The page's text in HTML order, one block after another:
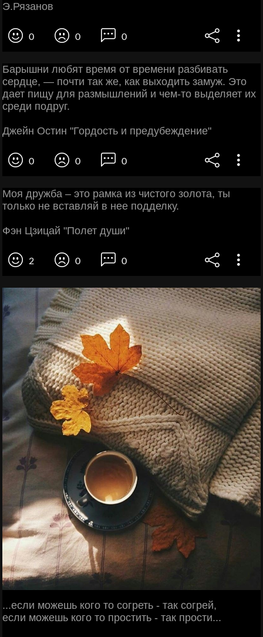
Э.Рязанов
0 0 0
Барышни любят время от времени разбивать
сердце, — почти так же, как выходить замуж. Это
дает пищу для размышлений и чем-то выделяет их
среди подруг.
Джейн Остин "Гордость и предубеждение"
0 0 0
Моя дружба – это рамка из чистого золота, ты
только не вставляй в нее подделку.
Фэн Цзицай "Полет души"
2 0 0
...если можешь кого то согреть - так согрей,
если можешь кого то простить - так прости...